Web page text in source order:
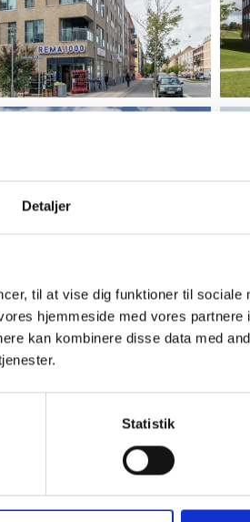
Detaljer
til at vise dig funktioner til sociale
hjemmeside med vores partnere
kan kombinere disse data med
Statistik